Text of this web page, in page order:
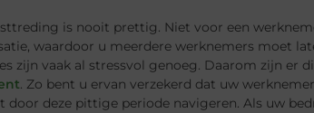
is nooit prettig. Niet voor een
waardoor u meerdere werknemers moet
zijn vaak al stressvol genoeg. Daarom zijn er
. Zo bent u ervan verzekerd dat uw
door deze pittige periode navigeren. Als uw